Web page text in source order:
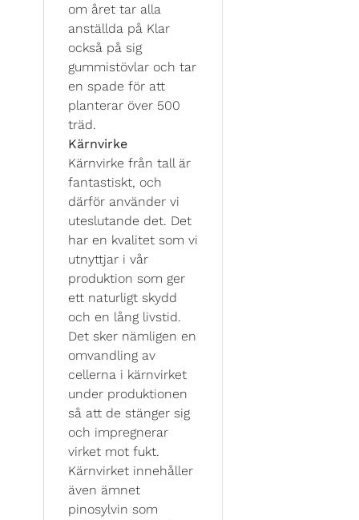
om året tar alla
anställda på Klar
också på sig
gummistövlar och tar
en spade för att
planterar över 500
träd.
Kärnvirke
Kärnvirke från tall är
fantastiskt, och
därför använder vi
uteslutande det. Det
har en kvalitet som vi
utnyttjar i vår
produktion som ger
ett naturligt skydd
och en lång livstid.
Det sker nämligen en
omvandling av
cellerna i kärnvirket
under produktionen
så att de stänger sig
och impregnerar
virket mot fukt.
Kärnvirket innehåller
även ämnet
pinosylvin som